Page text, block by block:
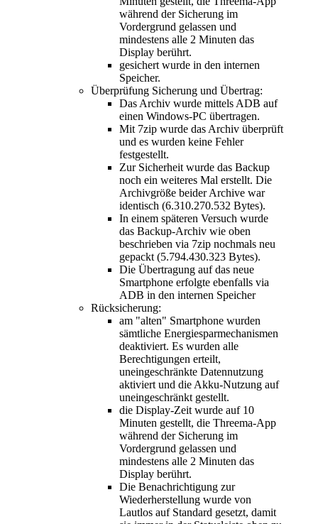
während der Sicherung im
Vordergrund gelassen und
mindestens alle 2 Minuten das
Display berührt.
gesichert wurde in den internen
Speicher.
Überprüfung Sicherung und Übertrag:
Das Archiv wurde mittels ADB auf
einen Windows-PC übertragen.
Mit 7zip wurde das Archiv überprüft
und es wurden keine Fehler
festgestellt.
Zur Sicherheit wurde das Backup
noch ein weiteres Mal erstellt. Die
Archivgröße beider Archive war
identisch (6.310.270.532 Bytes).
In einem späteren Versuch wurde
das Backup-Archiv wie oben
beschrieben via 7zip nochmals neu
gepackt (5.794.430.323 Bytes).
Die Übertragung auf das neue
Smartphone erfolgte ebenfalls via
ADB in den internen Speicher
Rücksicherung:
am "alten" Smartphone wurden
sämtliche Energiesparmechanismen
deaktiviert. Es wurden alle
Berechtigungen erteilt,
uneingeschränkte Datennutzung
aktiviert und die Akku-Nutzung auf
uneingeschränkt gestellt.
die Display-Zeit wurde auf 10
Minuten gestellt, die Threema-App
während der Sicherung im
Vordergrund gelassen und
mindestens alle 2 Minuten das
Display berührt.
Die Benachrichtigung zur
Wiederherstellung wurde von
Lautlos auf Standard gesetzt, damit